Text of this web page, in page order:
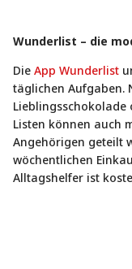
Wunderlist – die
Die App Wunderlist
täglichen Aufgaben.
Listen können auch
Angehörigen geteilt
wöchentlichen
Alltagshelfer ist